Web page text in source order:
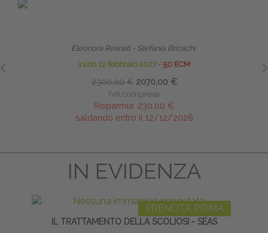
Eleonora Resnati - Stefania Brioschi
inizio 12 febbraio 2027 ∙ 50 ECM
2300,00 € 2070,00 €
IVA compresa
Risparmia: 230,00 €
saldando entro il 12/12/2026
IN EVIDENZA
PRENOTA PRIMA
IL TRATTAMENTO DELLA SCOLIOSI - SEAS